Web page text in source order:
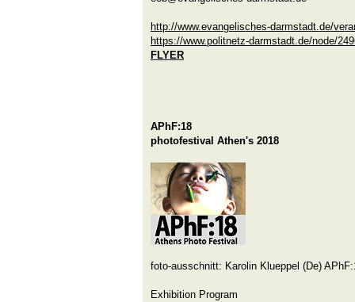
http://www.evangelisches-darmstadt.de/
https://www.politnetz-darmstadt.de/node/
FLYER
APhF:18
photofestival Athen's 2018
foto-ausschnitt: Karolin Klueppel (De)
Exhibition Program